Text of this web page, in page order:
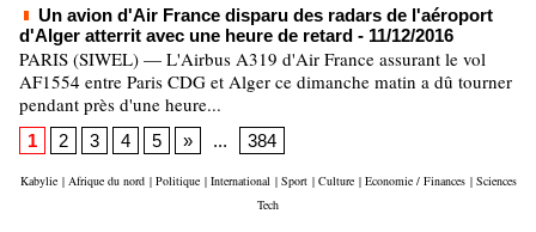
Un avion d'Air France disparu des radars de l'aéroport
d'Alger atterrit avec une heure de retard - 11/12/2016
PARIS (SIWEL) — L'Airbus A319 d'Air France assurant le vol
AF1554 entre Paris CDG et Alger ce dimanche matin a dû tourner
pendant près d'une heure...
1 2 3 4 5 » ... 384
Kabylie | Afrique du nord | Politique | International | Sport | Culture | Economie / Finances | Sciences
Tech